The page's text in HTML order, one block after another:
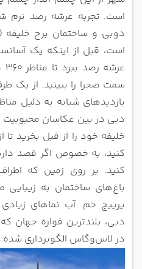
است. تجربه عرشه رصد نرم
است، قبل از اینکه یک
سمت صحرا را ببینید. از یک
بازدیدهای شبانه به دلیل
دبی در بین عکاسان محبوبیت
خلیفه خود را از قبل بخرید
کنید، به خصوص اگر قصد
کنید. بر روی زمین که اطراف
باغ‌های ساختمان به زیبایی
پرپیچ‌ خم. آب‌ نماهای زیادی
دبی، بلندترین فواره جهان
در لاس‌وگاس الگوبرداری